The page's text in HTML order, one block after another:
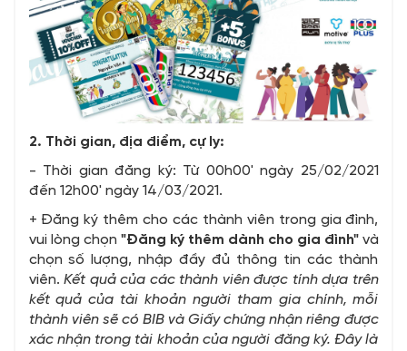
2. Thời gian, địa điểm, cự ly:
- Thời gian đăng ký: Từ 00h00' ngày 25/02/2021
đến 12h00' ngày 14/03/2021.
+ Đăng ký thêm cho các thành viên trong gia đình,
vui lòng chọn "Đăng ký thêm dành cho gia đình"và
chọn số lượng, nhập đầy đủ thông tin các thành
viên. Kết quả của các thành viên được tính dựa trên
kết quả của tài khoản người tham gia chính, mỗi
thành viên sẽ có BIB và Giấy chứng nhận riêng được
xác nhận trong tài khoản của người đăng ký. Đây là